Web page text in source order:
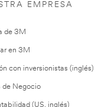
EMPRESA
de 3M
en 3M
con inversionistas (inglés)
de Negocio
(US, inglés)